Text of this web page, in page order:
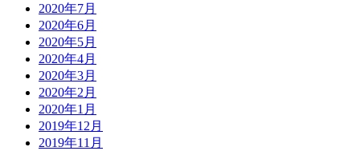
2020年7月
2020年6月
2020年5月
2020年4月
2020年3月
2020年2月
2020年1月
2019年12月
2019年11月